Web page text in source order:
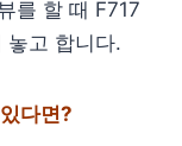
를 할 때 F717
놓고 합니다.
다면?